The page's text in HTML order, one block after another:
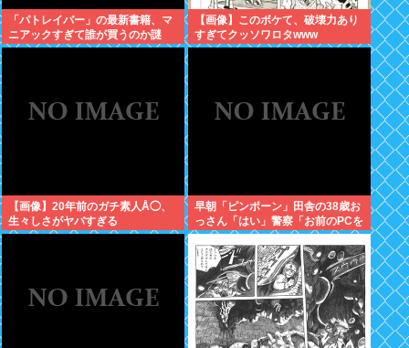
「パトレイバー」の最新書籍、マ
ニアックすぎて誰が買うのか謎
【画像】このボケて、破壊力あり
すぎてクッソワロタwww
【画像】20年前のガチ素人Å◯、
生々しさがヤバすぎる
早朝「ピンポーン」田舎の38歳お
っさん「はい」警察「お前のPCを
調べる」全米行方不明・被児童搾
取センターからの通報により児
ホ゜画像を発見、逮捕